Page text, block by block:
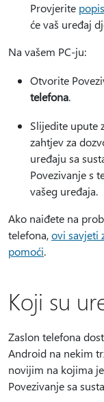
Provjerite
će vaš uređaj
Na vašem PC-ju:
Otvorite
telefona.
Slijedite upute
zahtjev za
uređaju sa
Povezivanje s
vašeg uređaja.
Ako naiđete na
telefona,ovi savjeti
pomoći.
Koji su
Zaslon telefona
Android na nekim
novijim na kojima
Povezivanje sa